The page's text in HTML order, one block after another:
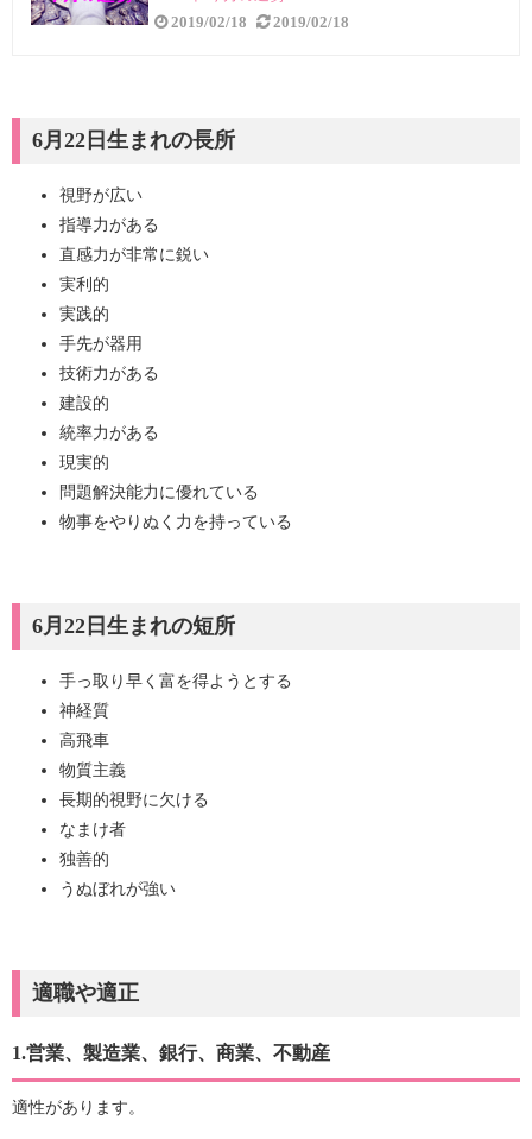
2019/02/18 2019/02/18
6月22日生まれの長所
視野が広い
指導力がある
直感力が非常に鋭い
実利的
実践的
手先が器用
技術力がある
建設的
統率力がある
現実的
問題解決能力に優れている
物事をやりぬく力を持っている
6月22日生まれの短所
手っ取り早く富を得ようとする
神経質
高飛車
物質主義
長期的視野に欠ける
なまけ者
独善的
うぬぼれが強い
適職や適正
1.営業、製造業、銀行、商業、不動産
適性があります。